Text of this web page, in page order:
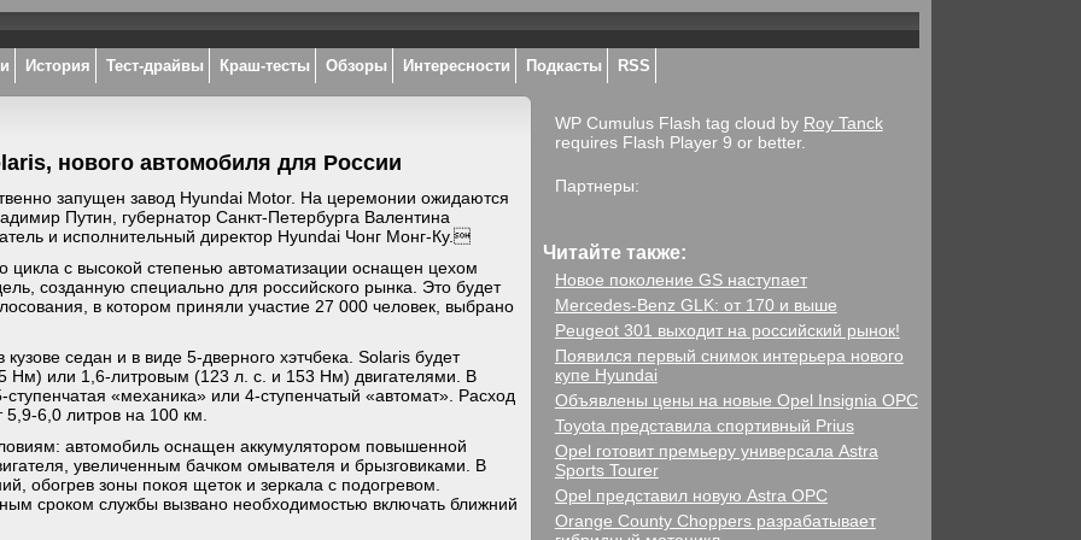
История Тест-драйвы Краш-тесты Обзоры Интересности Подкасты RSS
нового автомобиля для России
запущен завод Hyundai Motor. На церемонии ожидаются
Путин, губернатор Санкт-Петербурга Валентина
и исполнительный директор Hyundai Чонг Монг-Ку.
цикла с высокой степенью автоматизации оснащен цехом
созданную специально для российского рынка. Это будет
в котором приняли участие 27 000 человек, выбрано
седан и в виде 5-дверного хэтчбека. Solaris будет
Нм) или 1,6-литровым (123 л. с. и 153 Нм) двигателями. В
ступенчатая «механика» или 4-ступенчатый «автомат». Расход
5,9-6,0 литров на 100 км.
автомобиль оснащен аккумулятором повышенной
увеличенным бачком омывателя и брызговиками. В
обогрев зоны покоя щеток и зеркала с подогревом.
сроком службы вызвано необходимостью включать ближний
WP Cumulus Flash tag cloud by Roy Tanck
requires Flash Player 9 or better.
Партнеры:
Читайте также:
Новое поколение GS наступает
Mercedes-Benz GLK: от 170 и выше
Peugeot 301 выходит на российский рынок!
Появился первый снимок интерьера нового
купе Hyundai
Объявлены цены на новые Opel Insignia OPC
Toyota представила спортивный Prius
Opel готовит премьеру универсала Astra
Sports Tourer
Opel представил новую Astra OPC
Orange County Choppers разрабатывает